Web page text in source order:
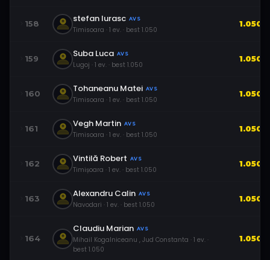
158 stefan Iurasc AVS
Timisoara · 1 ev. · best 1.050
1.050
159 Suba Luca AVS
Lugoj · 1 ev. · best 1.050
1.050
160 Tohaneanu Matei AVS
Timisoara · 1 ev. · best 1.050
1.050
161 Vegh Martin AVS
Timisoara · 1 ev. · best 1.050
1.050
162 Vintilă Robert AVS
Timișoara · 1 ev. · best 1.050
1.050
163 Alexandru Calin AVS
Navodari · 1 ev. · best 1.050
1.050
164
Claudiu Marian AVS
Mihail Kogalniceanu , Jud Constanta · 1 ev. ·
best 1.050
1.050